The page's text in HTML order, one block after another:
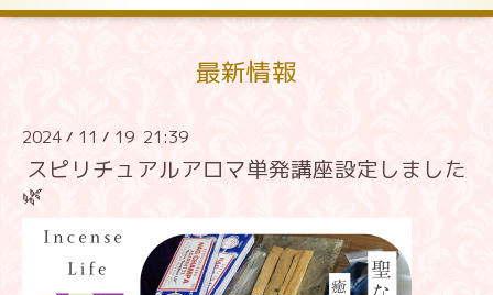
最新情報
2024 / 11 / 19 21:39
スピリチュアルアロマ単発講座設定しました
🌿